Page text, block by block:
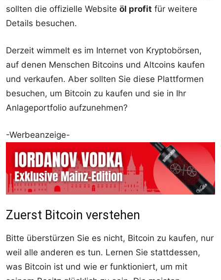
sollten die offizielle Website öl profit für weitere
Details besuchen.
Derzeit wimmelt es im Internet von Kryptobörsen,
auf denen Menschen Bitcoins und Altcoins kaufen
und verkaufen. Aber sollten Sie diese Plattformen
besuchen, um Bitcoin zu kaufen und sie in Ihr
Anlageportfolio aufzunehmen?
-Werbeanzeige-
Zuerst Bitcoin verstehen
Bitte überstürzen Sie es nicht, Bitcoin zu kaufen, nur
weil alle anderen es tun. Lernen Sie stattdessen,
was Bitcoin ist und wie er funktioniert, um mit